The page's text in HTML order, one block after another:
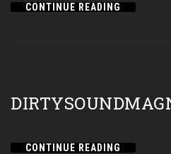
CONTINUE READING
CONTINUE READING